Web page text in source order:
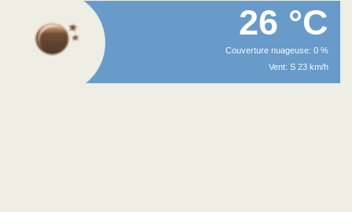
26 °C
Couverture nuageuse: 0 %
Vent: S 23 km/h